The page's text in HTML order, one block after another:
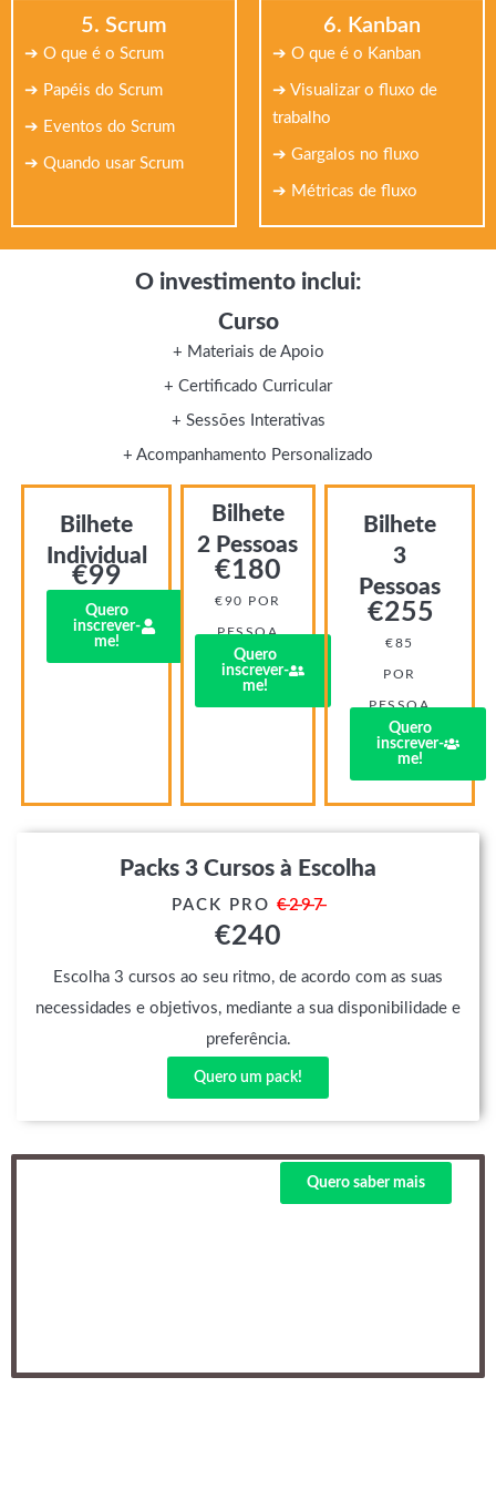
5. Scrum
➔ O que é o Scrum
➔ Papéis do Scrum
➔ Eventos do Scrum
➔ Quando usar Scrum
6. Kanban
➔ O que é o Kanban
➔ Visualizar o fluxo de
trabalho
➔ Gargalos no fluxo
➔ Métricas de fluxo
O investimento inclui:
Curso
+ Materiais de Apoio
+ Certificado Curricular
+ Sessões Interativas
+ Acompanhamento Personalizado
Bilhete
Individual
€99
Quero
inscrever-
me!
Bilhete
2 Pessoas
€180
€90 POR
PESSOA
Quero
inscrever-
me!
Bilhete
3
Pessoas
€255
€85
POR
PESSOA
Quero
inscrever-
me!
Packs 3 Cursos à Escolha
PACK PRO €̶2̶9̶7̶
€240
Escolha 3 cursos ao seu ritmo, de acordo com as suas
necessidades e objetivos, mediante a sua disponibilidade e
preferência.
Quero um pack!
Quero saber mais